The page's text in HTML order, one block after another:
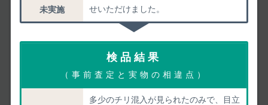
未実施
せいただけました。
検品結果
（事前査定と実物の相違点）
多少のチリ混入が見られたのみで、目立
2026年08月06日までのご評価
お客様の声をもっと見る